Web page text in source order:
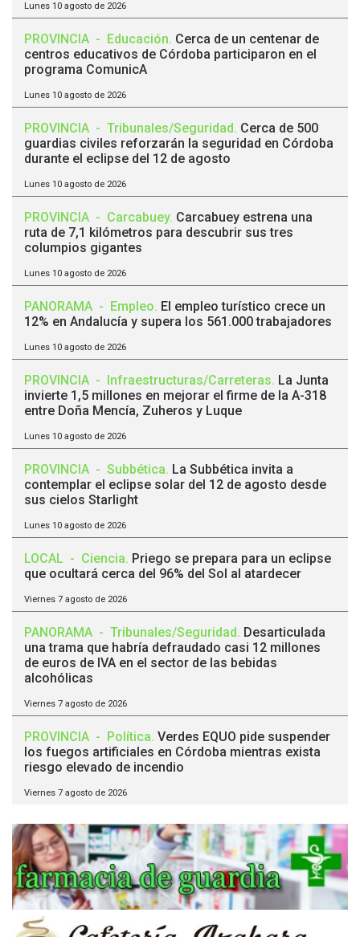
Lunes 10 agosto de 2026
PROVINCIA - Educación. Cerca de un centenar de
centros educativos de Córdoba participaron en el
programa ComunicA
Lunes 10 agosto de 2026
PROVINCIA - Tribunales/Seguridad. Cerca de 500
guardias civiles reforzarán la seguridad en Córdoba
durante el eclipse del 12 de agosto
Lunes 10 agosto de 2026
PROVINCIA - Carcabuey. Carcabuey estrena una
ruta de 7,1 kilómetros para descubrir sus tres
columpios gigantes
Lunes 10 agosto de 2026
PANORAMA - Empleo. El empleo turístico crece un
12% en Andalucía y supera los 561.000 trabajadores
Lunes 10 agosto de 2026
PROVINCIA - Infraestructuras/Carreteras. La Junta
invierte 1,5 millones en mejorar el firme de la A-318
entre Doña Mencía, Zuheros y Luque
Lunes 10 agosto de 2026
PROVINCIA - Subbética. La Subbética invita a
contemplar el eclipse solar del 12 de agosto desde
sus cielos Starlight
Lunes 10 agosto de 2026
LOCAL - Ciencia. Priego se prepara para un eclipse
que ocultará cerca del 96% del Sol al atardecer
Viernes 7 agosto de 2026
PANORAMA - Tribunales/Seguridad. Desarticulada
una trama que habría defraudado casi 12 millones
de euros de IVA en el sector de las bebidas
alcohólicas
Viernes 7 agosto de 2026
PROVINCIA - Política. Verdes EQUO pide suspender
los fuegos artificiales en Córdoba mientras exista
riesgo elevado de incendio
Viernes 7 agosto de 2026